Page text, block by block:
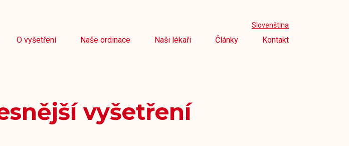
Slovenština
O vyšetření Naše ordinace Naši lékaři Články Kontakt
vyšetření